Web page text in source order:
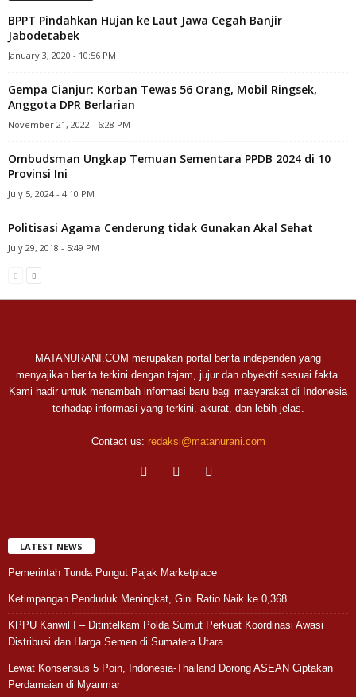
BPPT Pindahkan Hujan ke Laut Jawa Cegah Banjir
Jabodetabek
January 3, 2020 - 10:56 PM
Gempa Cianjur: Korban Tewas 56 Orang, Mobil Ringsek,
Anggota DPR Berlarian
November 21, 2022 - 6:28 PM
Ombudsman Ungkap Temuan Sementara PPDB 2024 di 10
Provinsi Ini
July 5, 2024 - 4:10 PM
Politisasi Agama Cenderung tidak Gunakan Akal Sehat
July 29, 2018 - 5:49 PM
MATANURANI.COM merupakan portal berita independen yang
menyajikan berita terkini dengan tajam, jujur dan obyektif sesuai fakta.
Kami hadir untuk menambah informasi baru bagi masyarakat di Indonesia
terhadap informasi yang terkini, akurat, dan lebih jelas.
Contact us: redaksi@matanurani.com
LATEST NEWS
Pemerintah Tunda Pungut Pajak Marketplace
Ketimpangan Penduduk Meningkat, Gini Ratio Naik ke 0,368
KPPU Kanwil I – Ditintelkam Polda Sumut Perkuat Koordinasi Awasi
Distribusi dan Harga Semen di Sumatera Utara
Lewat Konsensus 5 Poin, Indonesia-Thailand Dorong ASEAN Ciptakan
Perdamaian di Myanmar